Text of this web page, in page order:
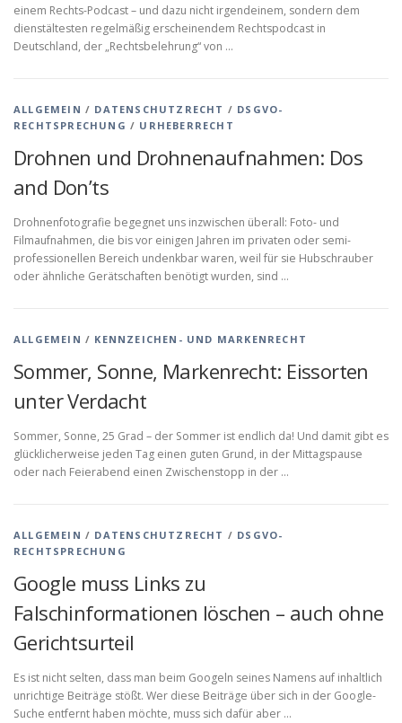
einem Rechts-Podcast – und dazu nicht irgendeinem, sondern dem
dienstältesten regelmäßig erscheinendem Rechtspodcast in
Deutschland, der „Rechtsbelehrung“ von …
ALLGEMEIN / DATENSCHUTZRECHT / DSGVO-
RECHTSPRECHUNG / URHEBERRECHT
Drohnen und Drohnenaufnahmen: Dos
and Don’ts
Drohnenfotografie begegnet uns inzwischen überall: Foto- und
Filmaufnahmen, die bis vor einigen Jahren im privaten oder semi-
professionellen Bereich undenkbar waren, weil für sie Hubschrauber
oder ähnliche Gerätschaften benötigt wurden, sind …
ALLGEMEIN / KENNZEICHEN- UND MARKENRECHT
Sommer, Sonne, Markenrecht: Eissorten
unter Verdacht
Sommer, Sonne, 25 Grad – der Sommer ist endlich da! Und damit gibt es
glücklicherweise jeden Tag einen guten Grund, in der Mittagspause
oder nach Feierabend einen Zwischenstopp in der …
ALLGEMEIN / DATENSCHUTZRECHT / DSGVO-
RECHTSPRECHUNG
Google muss Links zu
Falschinformationen löschen – auch ohne
Gerichtsurteil
Es ist nicht selten, dass man beim Googeln seines Namens auf inhaltlich
unrichtige Beiträge stößt. Wer diese Beiträge über sich in der Google-
Suche entfernt haben möchte, muss sich dafür aber …